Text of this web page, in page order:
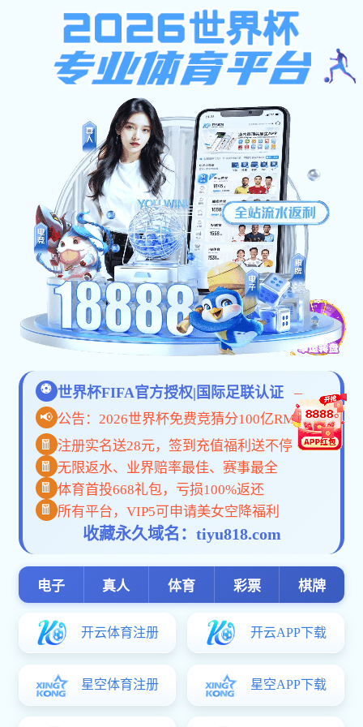
球盟会娱乐
401
sorry~
未授权：由于凭证无效，访问被拒绝
返回首页
球盟会娱乐-江西青春康源集团